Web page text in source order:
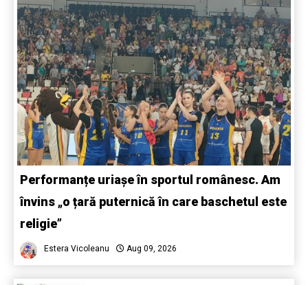
Performanțe uriașe în sportul românesc. Am
învins „o țară puternică în care baschetul este
religie”
Estera Vicoleanu Aug 09, 2026